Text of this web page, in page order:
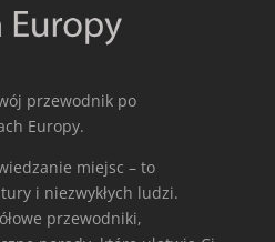
przewodnik po
Europy.
miejsc – to
i niezwykłych ludzi.
przewodniki,